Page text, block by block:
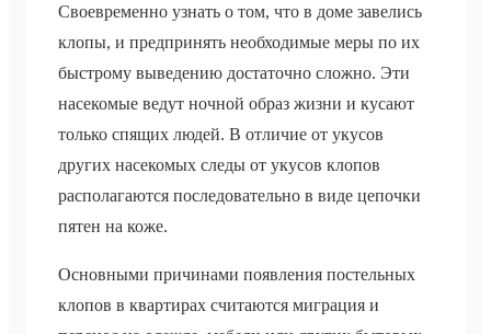
Своевременно узнать о том, что в доме завелись
клопы, и предпринять необходимые меры по их
быстрому выведению достаточно сложно. Эти
насекомые ведут ночной образ жизни и кусают
только спящих людей. В отличие от укусов
других насекомых следы от укусов клопов
располагаются последовательно в виде цепочки
пятен на коже.
Основными причинами появления постельных
клопов в квартирах считаются миграция и